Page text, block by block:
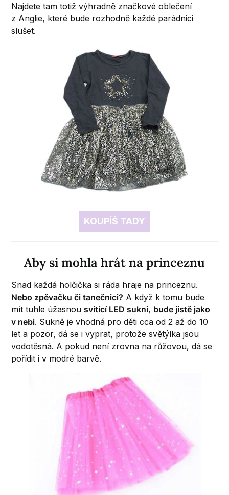
Najdete tam totiž výhradně značkové oblečení
z Anglie, které bude rozhodně každé parádnici
slušet.
KOUPÍŠ TADY
Aby si mohla hrát na princeznu
Snad každá holčička si ráda hraje na princeznu.
Nebo zpěvačku či tanečnici? A když k tomu bude
mít tuhle úžasnousvítící LED sukni, bude jistě jako
v nebi. Sukně je vhodná pro děti cca od 2 až do 10
let a pozor, dá se i vyprat, protože světýlka jsou
vodotěsná. A pokud není zrovna na růžovou, dá se
pořídit i v modré barvě.